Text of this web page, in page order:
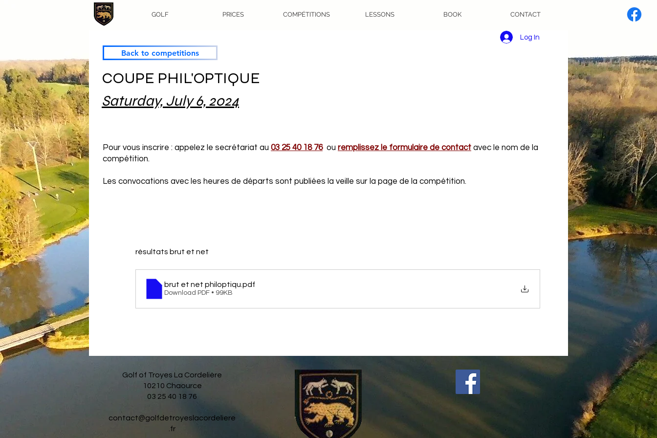
GOLF PRICES COMPÉTITIONS LESSONS BOOK CONTACT
Log In
Back to competitions
COUPE PHIL'OPTIQUE
Saturday, July 6, 2024
Pour vous inscrire : appelez le secrétariat au 03 25 40 18 76ou remplissez le formulaire de contact avec le nom de la
compétition.
Les convocations avec les heures de départs sont publiées la veille sur la page de la compétition.
résultats brut et net
brut et net philoptiqu .pdf
Download PDF • 99KB
Golf of Troyes La Cordelière
10210 Chaource
03 25 40 18 76
contact@golfdetroyeslacordeliere
.fr